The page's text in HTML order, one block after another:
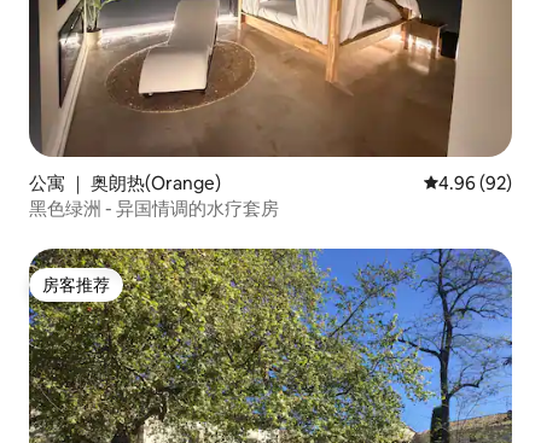
公寓 ｜ 奥朗热(Orange) 平均评分 4.96
4.96 (92)
黑色绿洲 - 异国情调的水疗套房
房客推荐
房客推荐